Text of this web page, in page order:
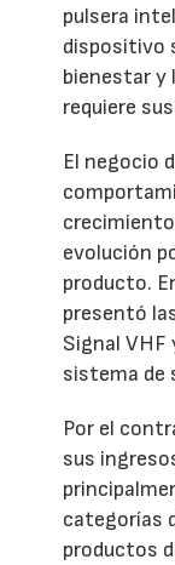
pulsera
dispositivo
bienestar y
requiere
El negocio
evolución
producto.
presentó
Signal VHF
sistema de
Por el
sus
categorías
productos